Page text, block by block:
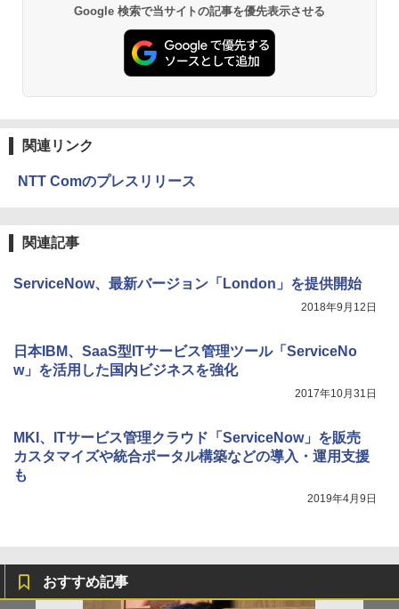
Google 検索で当サイトの記事を優先表示させる
関連リンク
NTT Comのプレスリリース
関連記事
ServiceNow、最新バージョン「London」を提供開始
2018年9月12日
日本IBM、SaaS型ITサービス管理ツール「ServiceNo
w」を活用した国内ビジネスを強化
2017年10月31日
MKI、ITサービス管理クラウド「ServiceNow」を販売
カスタマイズや統合ポータル構築などの導入・運用支援
も
2019年4月9日
おすすめ記事